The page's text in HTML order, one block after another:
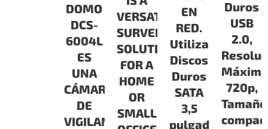
DOMO
DCS-
6004L
ES
UNA
CÁMARA
DE
VIGILANCIA
VERSATILE
SURVEILLANCE
SOLUTION
FOR A
HOME
OR
SMALL
EN
RED.
Utiliza
Discos
Duros
SATA
3,5
pulgadas
Duros
USB
2.0,
720p,
Tamaño